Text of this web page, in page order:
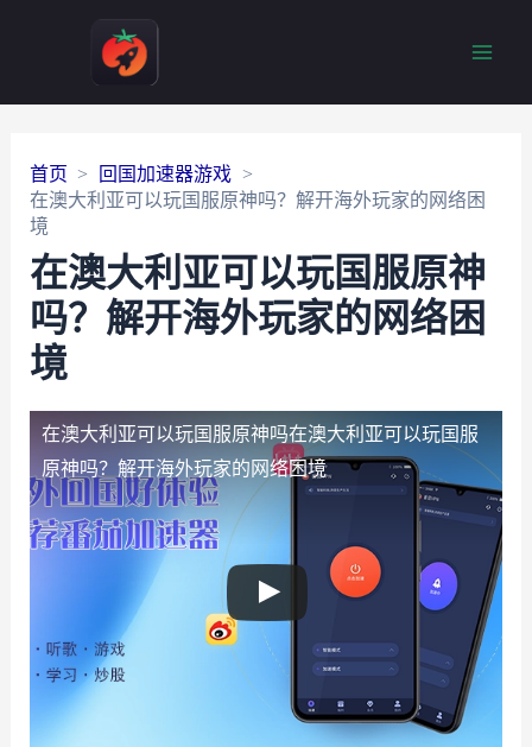
首页
回国加速器游戏
在澳大利亚可以玩国服原神吗？解开海外玩家的网络困
境
在澳大利亚可以玩国服原神
吗？解开海外玩家的网络困
境
在澳大利亚可以玩国服原神吗在澳大利亚可以玩国服
原神吗？解开海外玩家的网络困境